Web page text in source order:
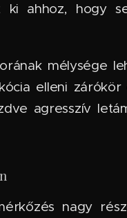
ki ahhoz, hogy
mélysége
elleni
agresszív
nagy